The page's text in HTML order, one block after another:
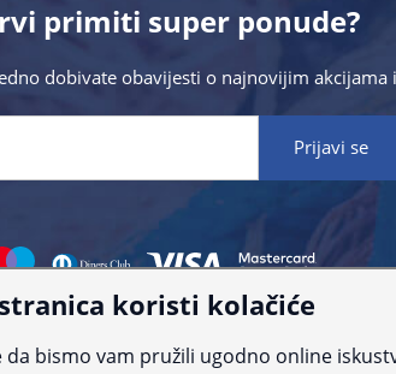
primiti super ponude?
dobivate obavijesti o najnovijim akcijama
nas putem telefona:+385 23 231 761ili e-
koristi kolačiće
da bismo vam pružili ugodno online